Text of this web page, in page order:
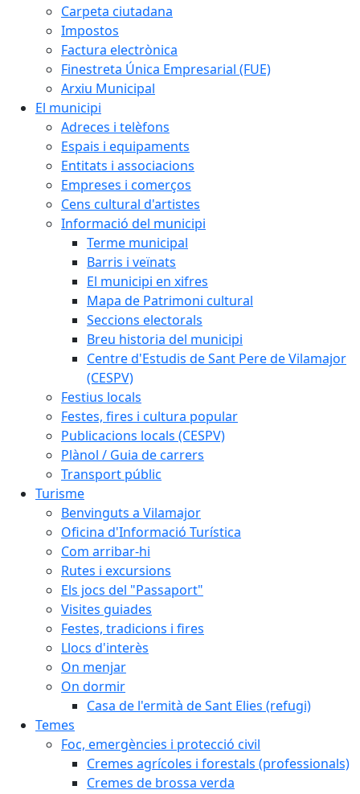
Carpeta ciutadana
Impostos
Factura electrònica
Finestreta Única Empresarial (FUE)
Arxiu Municipal
El municipi
Adreces i telèfons
Espais i equipaments
Entitats i associacions
Empreses i comerços
Cens cultural d'artistes
Informació del municipi
Terme municipal
Barris i veïnats
El municipi en xifres
Mapa de Patrimoni cultural
Seccions electorals
Breu historia del municipi
Centre d'Estudis de Sant Pere de Vilamajor
(CESPV)
Festius locals
Festes, fires i cultura popular
Publicacions locals (CESPV)
Plànol / Guia de carrers
Transport públic
Turisme
Benvinguts a Vilamajor
Oficina d'Informació Turística
Com arribar-hi
Rutes i excursions
Els jocs del "Passaport"
Visites guiades
Festes, tradicions i fires
Llocs d'interès
On menjar
On dormir
Casa de l'ermità de Sant Elies (refugi)
Temes
Foc, emergències i protecció civil
Cremes agrícoles i forestals (professionals)
Cremes de brossa verda